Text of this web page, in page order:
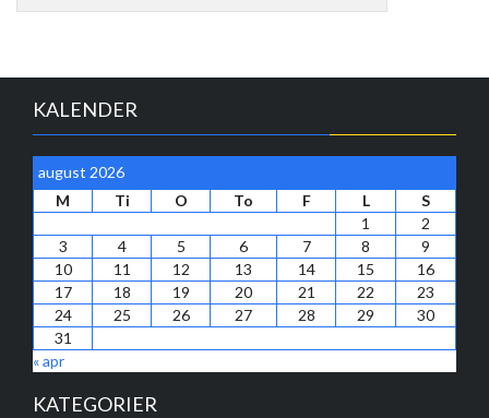
KALENDER
august 2026
M
Ti O To F L
S
1
2
3
4 5 6 7 8
9
10
11 12 13 14 15
16
17
18 19 20 21 22
23
24
25 26 27 28 29
30
31
« apr
KATEGORIER